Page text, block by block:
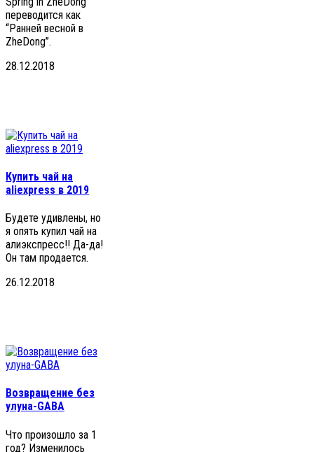
переводится как
“Ранней весной в
ZheDong”.
28.12.2018
Купить чай на
aliexpress в 2019
Будете удивлены, но
я опять купил чай на
алиэкспресс!! Да-да!
Он там продается.
26.12.2018
Возвращение без
улуна-GABA
Что произошло за 1
год? Изменилось